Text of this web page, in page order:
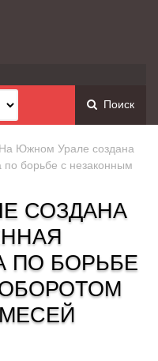
Поиск
Южном Урале создана
по борьбе с незаконным
СОЗДАНА
ПО БОРЬБЕ